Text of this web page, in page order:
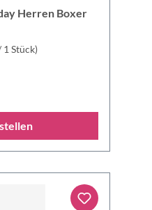
Herren Boxer
1 Stück)